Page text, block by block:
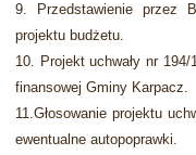
9. Przedstawienie przez
projektu budżetu.
10. Projekt uchwały nr
finansowej Gminy Karpacz.
11.Głosowanie projektu
ewentualne autopoprawki.